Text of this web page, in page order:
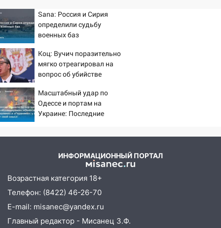
19:30
поддержать «Симбирскую чебурашку»
на фестивале «ФормАРТ»
18:11
пилотным регионом проекта
«Культурное долголетие»
17:23
области на 8 августа
17:16
В реанимацию Ульяновской
новых аппаратов ИВЛ
В Чердаклинском районе
ремонтируют дороги, ставят остановки
и проводят новое освещение
16:35 В Ульяновске установили ещё
девять бункеров для крупногабаритного
мусора
Sana: Россия и Сирия
определили судьбу
военных баз
Коц: Вучич поразительно
мягко отреагировал на
вопрос об убийстве
Масштабный удар по
Одессе и портам на
Украине: Последние
ИНФОРМАЦИОННЫЙ ПОРТАЛ
Возрастная категория 18+
Телефон: (8422) 46-26-70
E-mail: misanec@yandex.ru
Главный редактор - Мисанец З.Ф.